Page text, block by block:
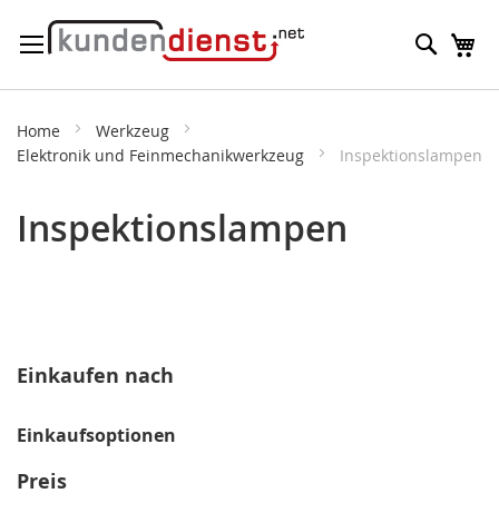
zum
Suche
Home
Werkzeug
Elektronik und Feinmechanikwerkzeug
Inspektionslampen
Inspektionslampen
Einkaufen nach
Einkaufsoptionen
Preis